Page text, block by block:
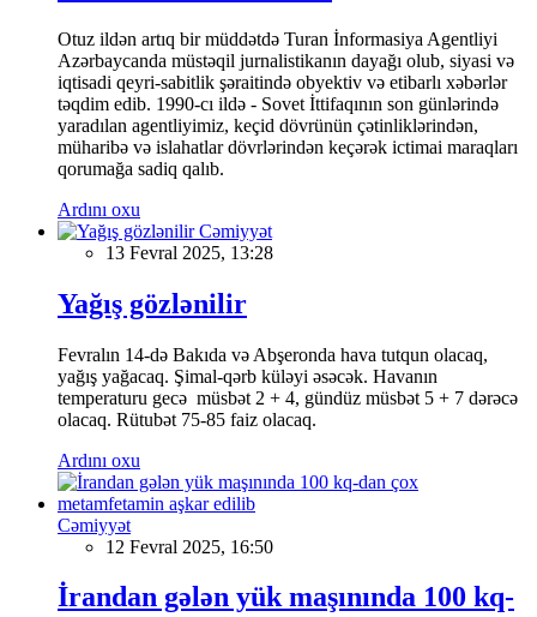
Otuz ildən artıq bir müddətdə Turan İnformasiya Agentliyi
Azərbaycanda müstəqil jurnalistikanın dayağı olub, siyasi və
iqtisadi qeyri-sabitlik şəraitində obyektiv və etibarlı xəbərlər
təqdim edib. 1990-cı ildə - Sovet İttifaqının son günlərində
yaradılan agentliyimiz, keçid dövrünün çətinliklərindən,
müharibə və islahatlar dövrlərindən keçərək ictimai maraqları
qorumağa sadiq qalıb.
Ardını oxu
Cəmiyyət
13 Fevral 2025, 13:28
Yağış gözlənilir
Fevralın 14-də Bakıda və Abşeronda hava tutqun olacaq,
yağış yağacaq. Şimal-qərb küləyi əsəcək. Havanın
temperaturu gecə müsbət 2 + 4, gündüz müsbət 5 + 7 dərəcə
olacaq. Rütubət 75-85 faiz olacaq.
Ardını oxu
Cəmiyyət
12 Fevral 2025, 16:50
İrandan gələn yük maşınında 100 kq-